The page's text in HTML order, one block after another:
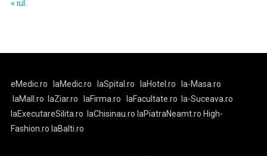
« iul.
eMedic.ro laMedic.ro laSpital.ro laHotel.ro
la-Masa.ro
laMall.ro
laZiar.ro laFirma.ro laFacultate.ro
la-Suceava.ro
laExecutareSilita.ro
laChisinau.ro laPiatraNeamt.ro High-
Fashion.ro laBalti.ro